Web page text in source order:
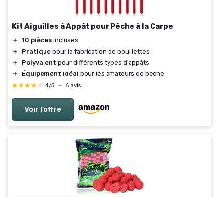
Kit Aiguilles à Appât pour Pêche à la Carpe
＋ 10 pièces incluses
＋
Pratique pour la fabrication de bouillettes
＋
Polyvalent pour différents types d'appâts
＋
Équipement idéal pour les amateurs de pêche
★★★★★
★★★★★ 4/5 — 6 avis
Voir l'offre